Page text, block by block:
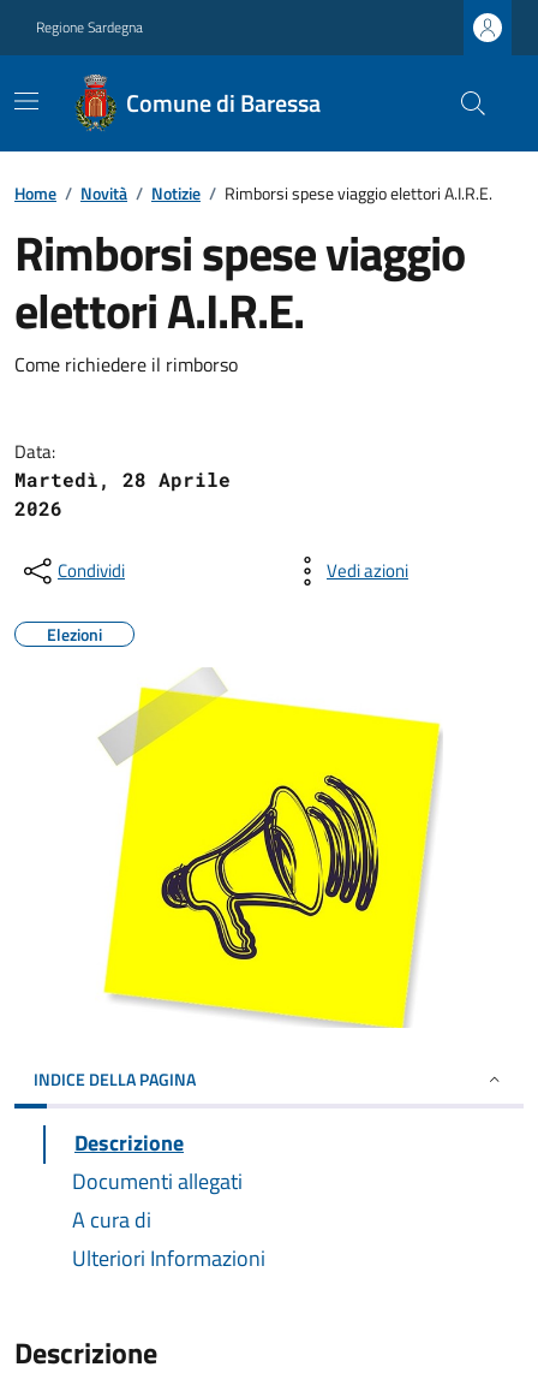
Regione Sardegna
Comune di Baressa
Home / Novità / Notizie / Rimborsi spese viaggio elettori A.I.R.E.
Rimborsi spese viaggio
elettori A.I.R.E.
Come richiedere il rimborso
Data:
Martedì, 28 Aprile
2026
Condividi Vedi azioni
Elezioni
INDICE DELLA PAGINA
Descrizione
Documenti allegati
A cura di
Ulteriori Informazioni
Descrizione